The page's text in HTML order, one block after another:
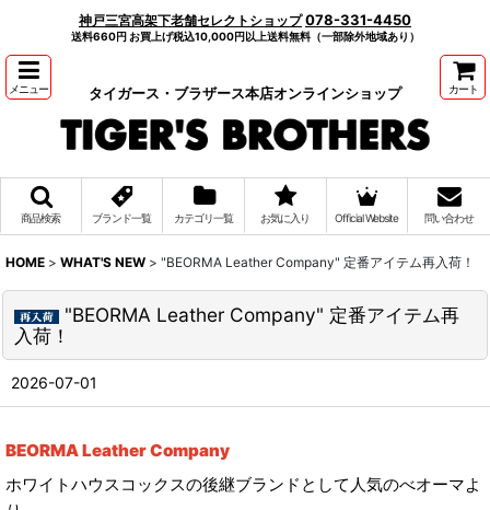
神戸三宮高架下老舗セレクトショップ 078-331-4450
送料660円 お買上げ税込10,000円以上送料無料（一部除外地域あり）
メニュー タイガース・ブラザース本店オンラインショップ カート
商品検索 ブランド一覧 カテゴリ一覧 お気に入り Official Website 問い合わせ
HOME > WHAT'S NEW > "BEORMA Leather Company" 定番アイテム再入荷！
"BEORMA Leather Company" 定番アイテム再
入荷！
2026-07-01
BEORMA Leather Company
ホワイトハウスコックスの後継ブランドとして人気のべオーマよ